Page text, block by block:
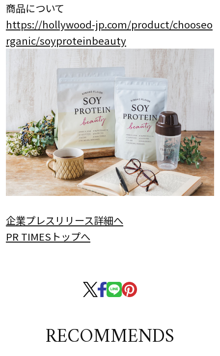
商品について
https://hollywood-jp.com/product/chooseo
rganic/soyproteinbeauty
企業プレスリリース詳細へ
PR TIMESトップへ
RECOMMENDS